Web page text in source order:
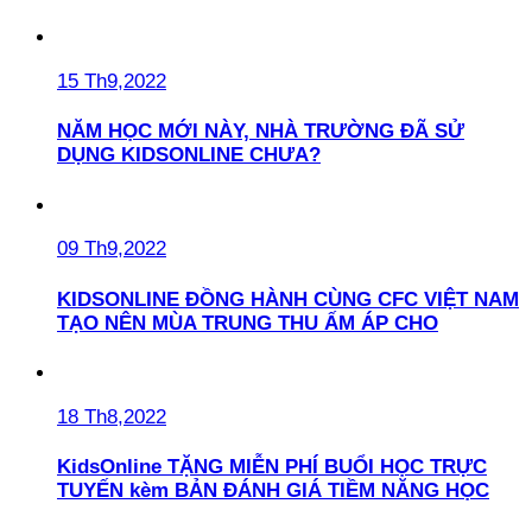
15 Th9,2022
NĂM HỌC MỚI NÀY, NHÀ TRƯỜNG ĐÃ SỬ
DỤNG KIDSONLINE CHƯA?
09 Th9,2022
KIDSONLINE ĐỒNG HÀNH CÙNG CFC VIỆT NAM
TẠO NÊN MÙA TRUNG THU ẤM ÁP CHO
18 Th8,2022
KidsOnline TẶNG MIỄN PHÍ BUỔI HỌC TRỰC
TUYẾN kèm BẢN ĐÁNH GIÁ TIỀM NĂNG HỌC